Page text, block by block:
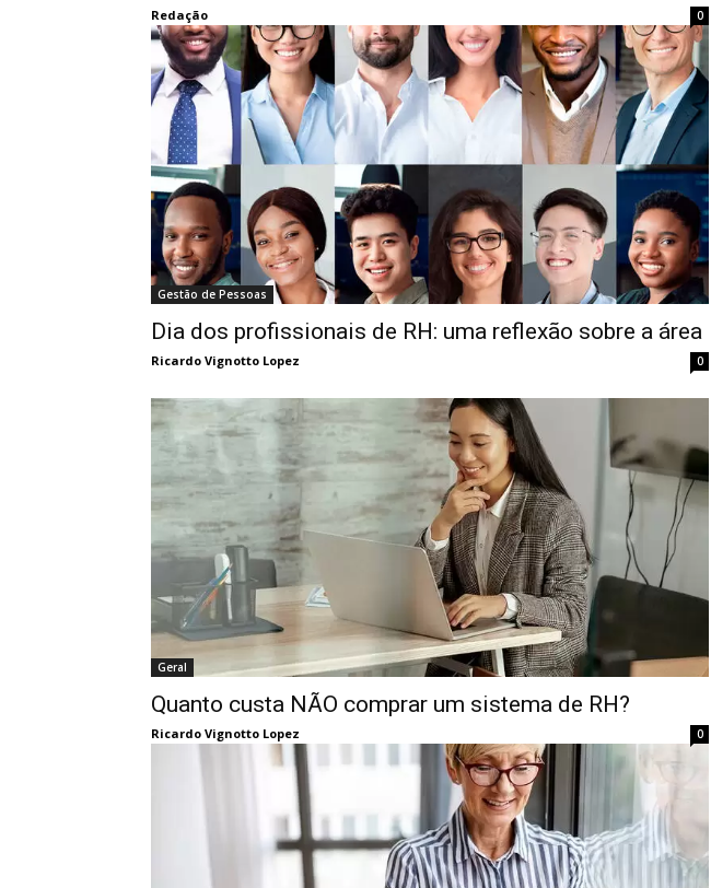
Redação 0
Gestão de Pessoas
Dia dos profissionais de RH: uma reflexão sobre a área
Ricardo Vignotto Lopez 0
Geral
Quanto custa NÃO comprar um sistema de RH?
Ricardo Vignotto Lopez 0